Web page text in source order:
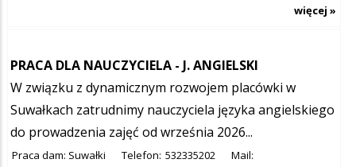
więcej »
PRACA DLA NAUCZYCIELA - J. ANGIELSKI
W związku z dynamicznym rozwojem placówki w
Suwałkach zatrudnimy nauczyciela języka angielskiego
do prowadzenia zajęć od września 2026...
Praca dam: Suwałki Telefon: 532335202
Mail: